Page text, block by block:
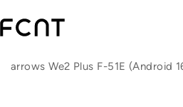
arrows We2 Plus F-51E (Android